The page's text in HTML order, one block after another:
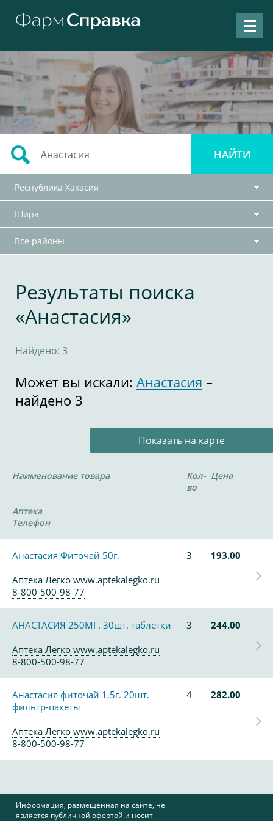
Республика Хакасия
Шира
Все районы
Результаты поиска
«Анастасия»
Найдено: 3
Может вы искали: Анастасия –
найдено 3
Показать на карте
Наименование товара
Кол-
во
Цена
Аптека
Телефон
Анастасия Фиточай 50г. 3
193.00
Аптека Легко www.aptekalegko.ru
8-800-500-98-77
АНАСТАСИЯ 250МГ. 30шт. таблетки 3
244.00
Аптека Легко www.aptekalegko.ru
8-800-500-98-77
Анастасия фиточай 1,5г. 20шт.
фильтр-пакеты
4 282.00
Аптека Легко www.aptekalegko.ru
8-800-500-98-77
Информация, размещенная на сайте, не
является публичной офертой и носит